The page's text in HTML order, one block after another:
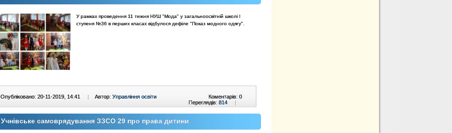
У рамках проведення 11 тижня НУШ "Мода" у загальноосвітній школі І
ступеня №36 в перших класах відбулося дефіле "Показ модного одягу".
Опубліковано: 20-11-2019, 14:41 | Автор: Управління освіти Коментарів: 0
Переглядів: 814 |
Учнівське самоврядування ЗЗСО 29 про права дитини